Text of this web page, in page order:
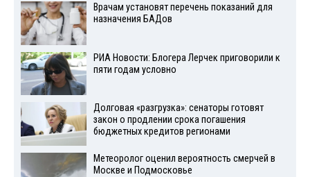
Врачам установят перечень показаний для
назначения БАДов
РИА Новости: Блогера Лерчек приговорили к
пяти годам условно
Долговая «разгрузка»: сенаторы готовят
закон о продлении срока погашения
бюджетных кредитов регионами
Метеоролог оценил вероятность смерчей в
Москве и Подмосковье